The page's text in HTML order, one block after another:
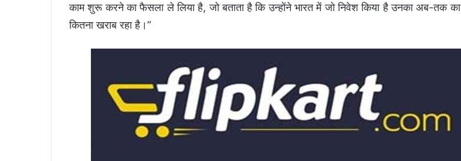
काम शुरू करने का फैसला ले लिया है, जो बताता है कि उन्होंने भारत में जो निवेश किया है उनका अब-तक का
कितना खराब रहा है।”